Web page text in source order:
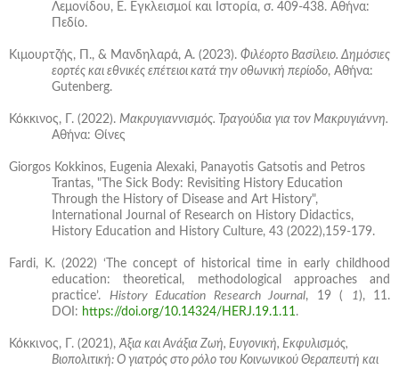
Λεμονίδου, Ε. Εγκλεισμοί και Ιστορία, σ. 409-438. Αθήνα:
Πεδίο.
Κιμουρτζής, Π., & Μανδηλαρά, Α. (2023). Φιλέορτο Βασίλειο. Δημόσιες
εορτές και εθνικές επέτειοι κατά την οθωνική περίοδο, Αθήνα:
Gutenberg.
Κόκκινος, Γ. (2022). Μακρυγιαννισμός. Τραγούδια για τον Μακρυγιάννη.
Αθήνα: Θίνες
Giorgos Kokkinos, Eugenia Alexaki, Panayotis Gatsotis and Petros
Trantas, "The Sick Body: Revisiting History Education
Through the History of Disease and Art History",
International Journal of Research on History Didactics,
History Education and History Culture, 43 (2022),159-179.
Fardi, K. (2022) ‘The concept of historical time in early childhood
education: theoretical, methodological approaches and
practice’. History Education Research Journal, 19 ( 1), 11.
DOI: https://doi.org/10.14324/HERJ.19.1.11.
Κόκκινος, Γ. (2021),Άξια και Ανάξια Ζωή, Ευγονική, Εκφυλισμός,
Βιοπολιτική: Ο γιατρός στο ρόλο του Κοινωνικού Θεραπευτή και